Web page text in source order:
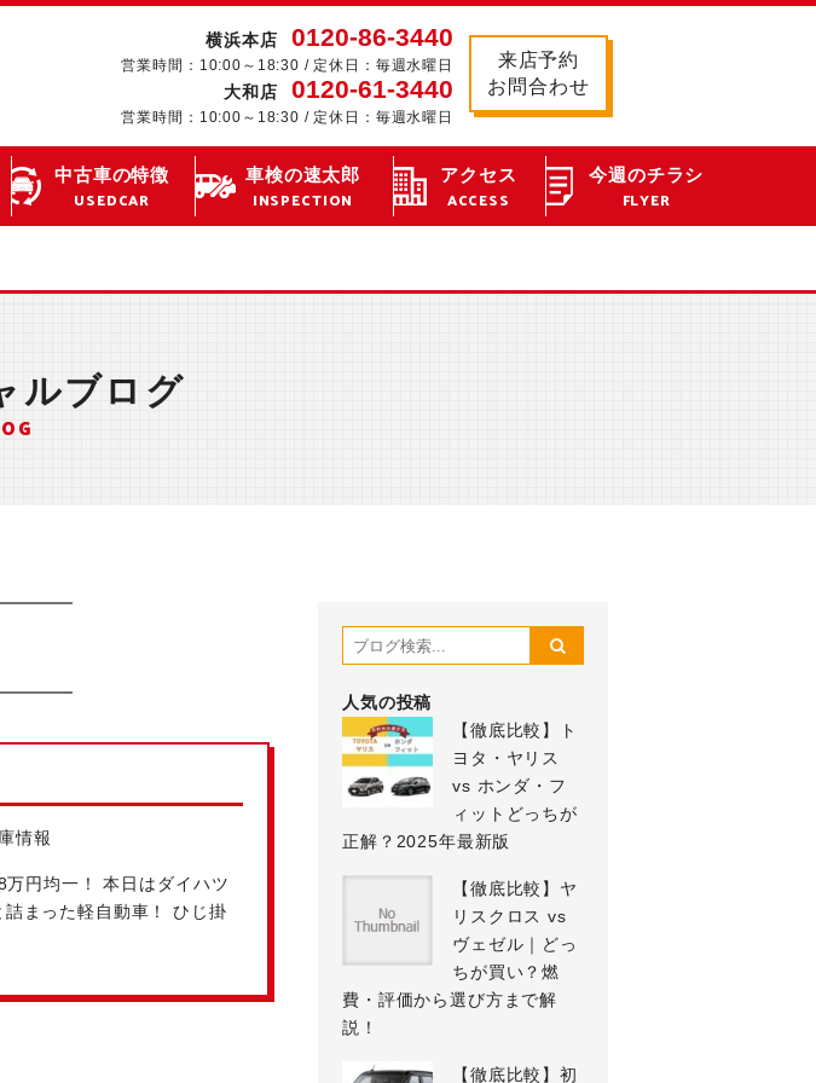
横浜本店 0120-86-3440
営業時間：10:00～18:30 / 定休日：毎週水曜日
大和店 0120-61-3440
営業時間：10:00～18:30 / 定休日：毎週水曜日
来店予約
お問合わせ
中古車の特徴
USEDCAR
車検の速太郎
INSPECTION
アクセス
ACCESS
今週のチラシ
FLYER
ルブログ
情報
円均一！
本日はダイハツ
まった軽自動車！ ひじ掛
人気の投稿
【徹底比較】ト
ヨタ・ヤリス
vs ホンダ・フ
ィットどっちが
正解？2025年最新版
【徹底比較】ヤ
リスクロス vs
ヴェゼル｜どっ
ちが買い？燃
費・評価から選び方まで解
説！
【徹底比較】初